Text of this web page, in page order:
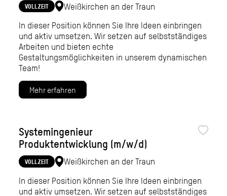
VOLLZEIT
Weißkirchen an der Traun
In dieser Position können Sie Ihre Ideen einbringen
und aktiv umsetzen. Wir setzen auf selbstständiges
Arbeiten und bieten echte
Gestaltungsmöglichkeiten in unserem dynamischen
Team!
Mehr erfahren
Systemingenieur
Produktentwicklung (m/w/d)
VOLLZEIT
Weißkirchen an der Traun
In dieser Position können Sie Ihre Ideen einbringen
und aktiv umsetzen. Wir setzen auf selbstständiges